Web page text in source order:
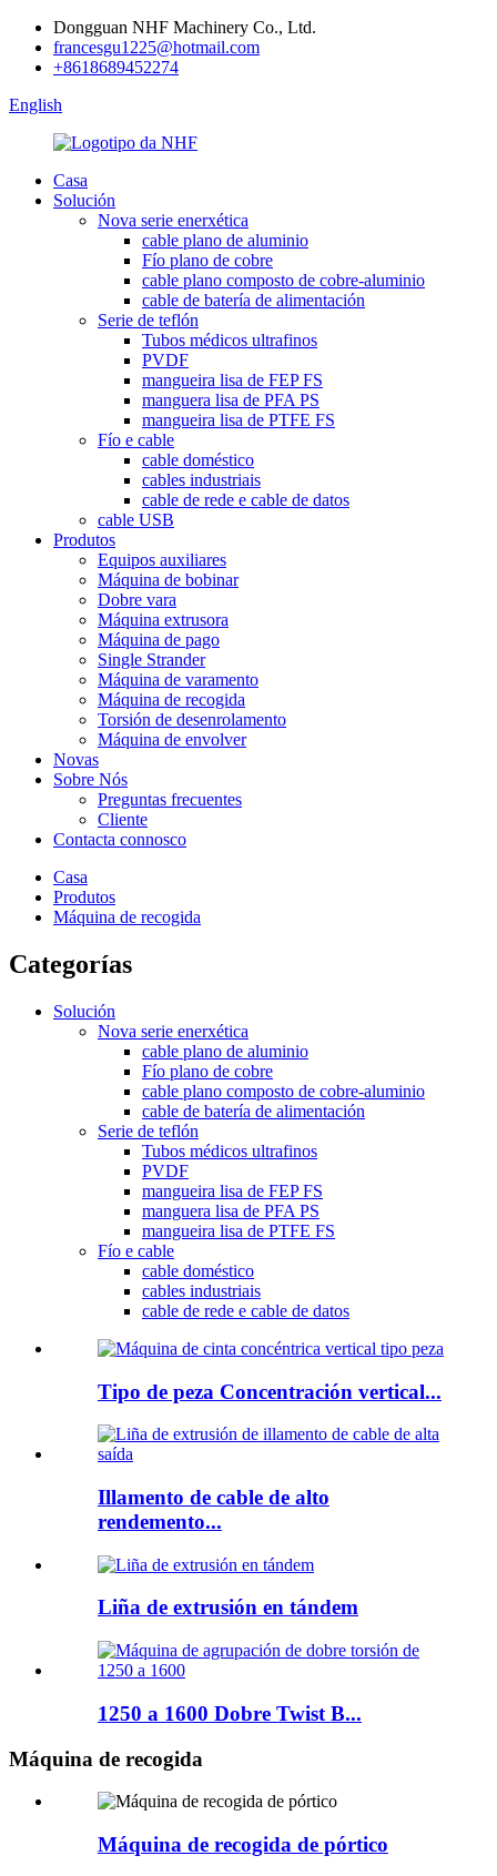
Dongguan NHF Machinery Co., Ltd.
francesgu1225@hotmail.com
+8618689452274
English
Casa
Solución
Nova serie enerxética
cable plano de aluminio
Fío plano de cobre
cable plano composto de cobre-aluminio
cable de batería de alimentación
Serie de teflón
Tubos médicos ultrafinos
PVDF
mangueira lisa de FEP FS
manguera lisa de PFA PS
mangueira lisa de PTFE FS
Fío e cable
cable doméstico
cables industriais
cable de rede e cable de datos
cable USB
Produtos
Equipos auxiliares
Máquina de bobinar
Dobre vara
Máquina extrusora
Máquina de pago
Single Strander
Máquina de varamento
Máquina de recogida
Torsión de desenrolamento
Máquina de envolver
Novas
Sobre Nós
Preguntas frecuentes
Cliente
Contacta connosco
Casa
Produtos
Máquina de recogida
Categorías
Solución
Nova serie enerxética
cable plano de aluminio
Fío plano de cobre
cable plano composto de cobre-aluminio
cable de batería de alimentación
Serie de teflón
Tubos médicos ultrafinos
PVDF
mangueira lisa de FEP FS
manguera lisa de PFA PS
mangueira lisa de PTFE FS
Fío e cable
cable doméstico
cables industriais
cable de rede e cable de datos
Tipo de peza Concentración vertical...
Illamento de cable de alto
rendemento...
Liña de extrusión en tándem
1250 a 1600 Dobre Twist B...
Máquina de recogida
Máquina de recogida de pórtico